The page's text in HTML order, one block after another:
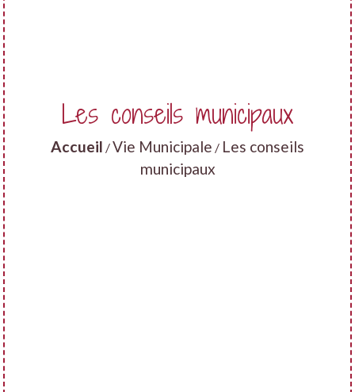
Les conseils municipaux
Accueil /Vie Municipale / Les conseils
municipaux